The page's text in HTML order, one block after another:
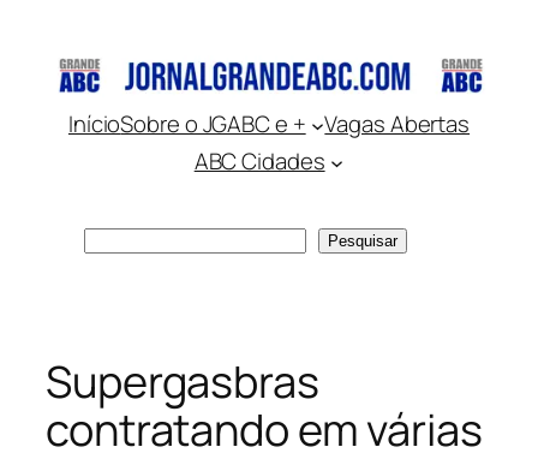
conteúdo
InícioSobre o JGABC e +
Vagas Abertas
ABC Cidades
Pesquisar
Supergasbras
contratando em várias